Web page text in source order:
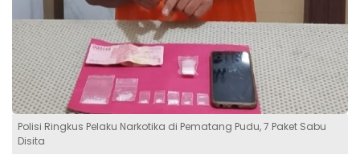
Polisi Ringkus Pelaku Narkotika di Pematang Pudu, 7 Paket Sabu
Disita